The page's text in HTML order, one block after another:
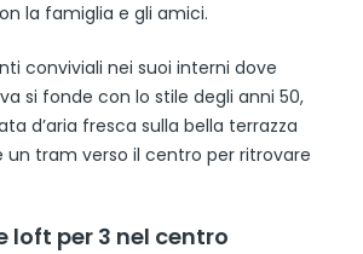
la famiglia e gli amici.
conviviali nei suoi interni dove
si fonde con lo stile degli anni 50,
d’aria fresca sulla bella terrazza
tram verso il centro per ritrovare
loft per 3 nel centro